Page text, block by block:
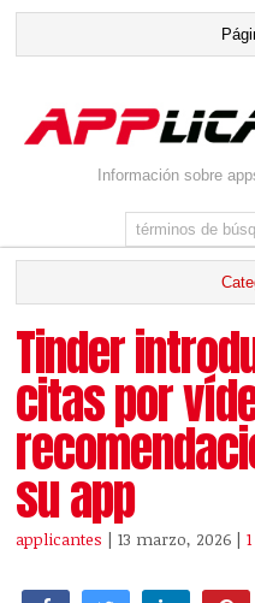
Información sobre
Tinder
citas por
su app
applicantes | 13 marzo, 2026 |